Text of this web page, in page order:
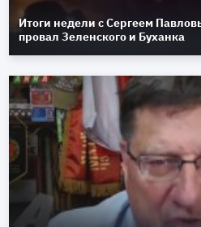
Итоги недели с Сергеем
провал Зеленского и Буханка